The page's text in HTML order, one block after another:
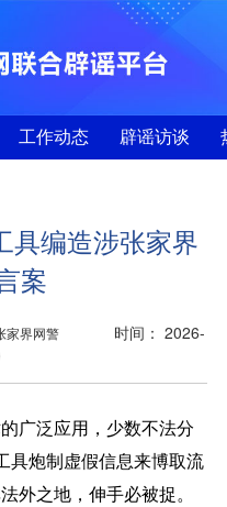
工作动态 辟谣访谈
具编造涉张家界
案
家界网警
时间： 2026-
泛应用，少数不法分
具炮制虚假信息来博取流
外之地，伸手必被捉。